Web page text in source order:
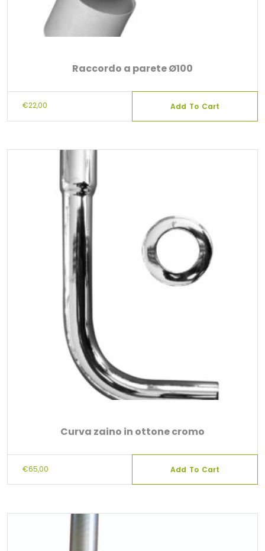
Raccordo a parete Ø100
€22,00 Add To Cart
Curva zaino in ottone cromo
€65,00 Add To Cart